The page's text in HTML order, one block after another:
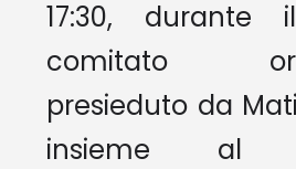
17:30,
comitato
presieduto da
insieme al